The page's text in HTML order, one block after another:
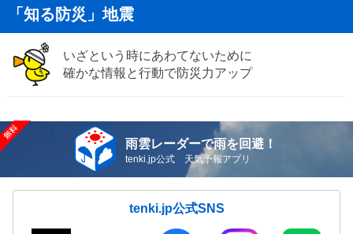
「知る防災」地震
いざという時にあわてないために
確かな情報と行動で防災力アップ
雨雲レーダーで雨を回避！
tenki.jp公式 天気予報アプリ
tenki.jp公式SNS